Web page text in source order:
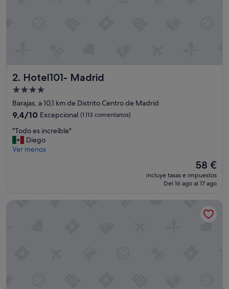
e
c
i
ó
"
2. Hotel101- Madrid
Hotel101- Madrid
Alojamiento
de
4.0 estrellas
Barajas, a 10,1 km de Distrito Centro de Madrid
9.4
10,
Excepcional,
(1.113 comentarios)
9,4/10 Excepcional (1.113 comentarios)
"
T
o
"Todo es increíble"
Diego
Ver menos
El
precio
actual
de
58 €
58 €
incluye tasas e impuestos
Del 16 ago al 17 ago